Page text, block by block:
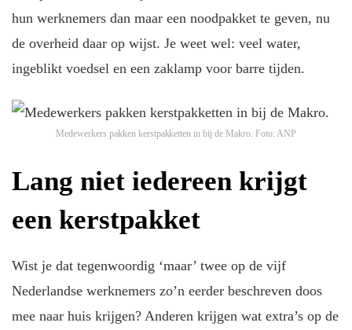
hun werknemers dan maar een noodpakket te geven, nu
de overheid daar op wijst. Je weet wel: veel water,
ingeblikt voedsel en een zaklamp voor barre tijden.
Medewerkers pakken kerstpakketten in bij de Makro. Foto: ANP
Lang niet iedereen krijgt
een kerstpakket
Wist je dat tegenwoordig ‘maar’ twee op de vijf
Nederlandse werknemers zo’n eerder beschreven doos
mee naar huis krijgen? Anderen krijgen wat extra’s op de